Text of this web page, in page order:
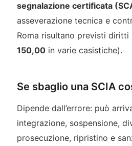
segnalazione certificata
asseverazione tecnica e
Roma risultano previsti diritti
150,00in varie casistiche).
Se sbaglio una SCIA
Dipende dall’errore: può
integrazione, sospensione,
prosecuzione, ripristino e